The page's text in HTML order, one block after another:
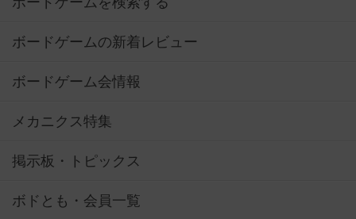
ボードゲームの新着レビュー
ボードゲーム会情報
メカニクス特集
掲示板・トピックス
ボドとも・会員一覧